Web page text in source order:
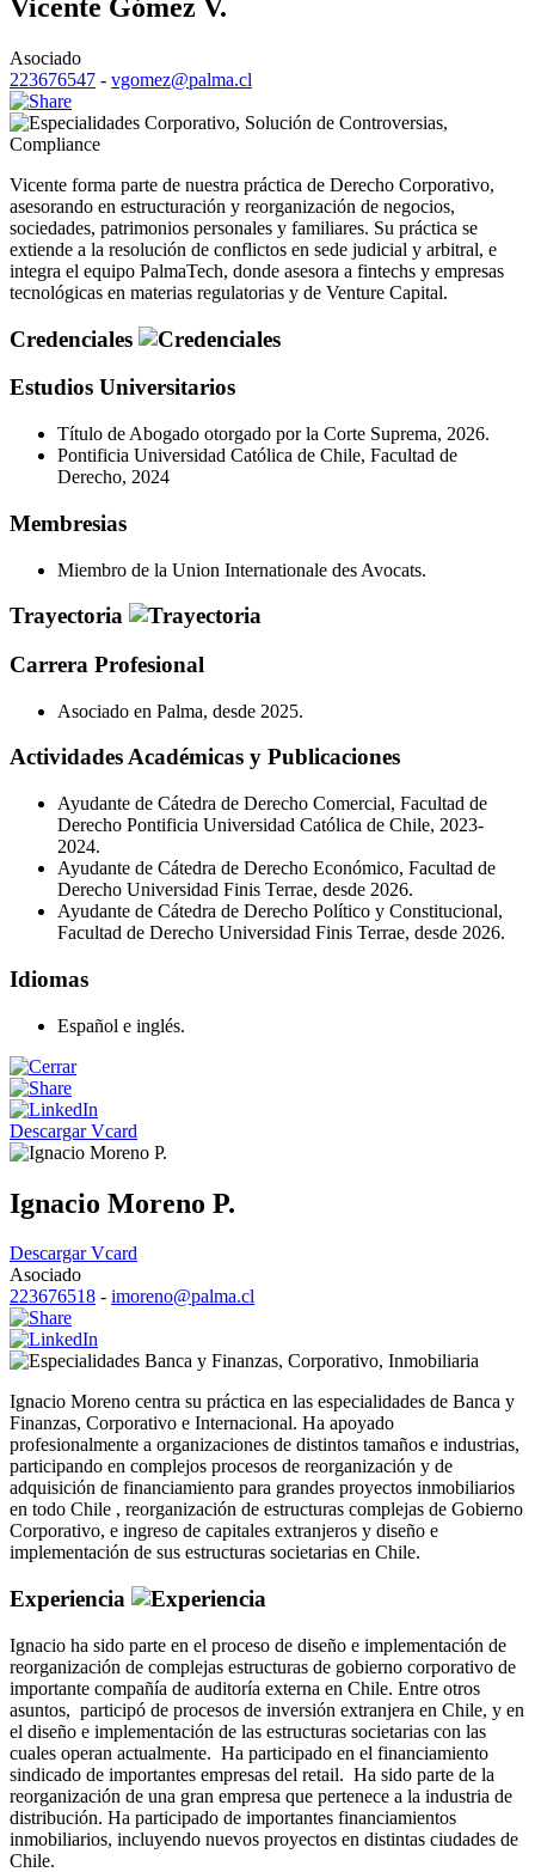
Vicente Gómez V.
Asociado
223676547 - vgomez@palma.cl
Corporativo, Solución de Controversias,
Compliance
Vicente forma parte de nuestra práctica de Derecho Corporativo,
asesorando en estructuración y reorganización de negocios,
sociedades, patrimonios personales y familiares. Su práctica se
extiende a la resolución de conflictos en sede judicial y arbitral, e
integra el equipo PalmaTech, donde asesora a fintechs y empresas
tecnológicas en materias regulatorias y de Venture Capital.
Credenciales
Estudios Universitarios
Título de Abogado otorgado por la Corte Suprema, 2026.
Pontificia Universidad Católica de Chile, Facultad de
Derecho, 2024
Membresias
Miembro de la Union Internationale des Avocats.
Trayectoria
Carrera Profesional
Asociado en Palma, desde 2025.
Actividades Académicas y Publicaciones
Ayudante de Cátedra de Derecho Comercial, Facultad de
Derecho Pontificia Universidad Católica de Chile, 2023-
2024.
Ayudante de Cátedra de Derecho Económico, Facultad de
Derecho Universidad Finis Terrae, desde 2026.
Ayudante de Cátedra de Derecho Político y Constitucional,
Facultad de Derecho Universidad Finis Terrae, desde 2026.
Idiomas
Español e inglés.
Descargar Vcard
Ignacio Moreno P.
Descargar Vcard
Asociado
223676518 - imoreno@palma.cl
Banca y Finanzas, Corporativo, Inmobiliaria
Ignacio Moreno centra su práctica en las especialidades de Banca y
Finanzas, Corporativo e Internacional. Ha apoyado
profesionalmente a organizaciones de distintos tamaños e industrias,
participando en complejos procesos de reorganización y de
adquisición de financiamiento para grandes proyectos inmobiliarios
en todo Chile , reorganización de estructuras complejas de Gobierno
Corporativo, e ingreso de capitales extranjeros y diseño e
implementación de sus estructuras societarias en Chile.
Experiencia
Ignacio ha sido parte en el proceso de diseño e implementación de
reorganización de complejas estructuras de gobierno corporativo de
importante compañía de auditoría externa en Chile. Entre otros
asuntos, participó de procesos de inversión extranjera en Chile, y en
el diseño e implementación de las estructuras societarias con las
cuales operan actualmente. Ha participado en el financiamiento
sindicado de importantes empresas del retail. Ha sido parte de la
reorganización de una gran empresa que pertenece a la industria de
distribución. Ha participado de importantes financiamientos
inmobiliarios, incluyendo nuevos proyectos en distintas ciudades de
Chile.